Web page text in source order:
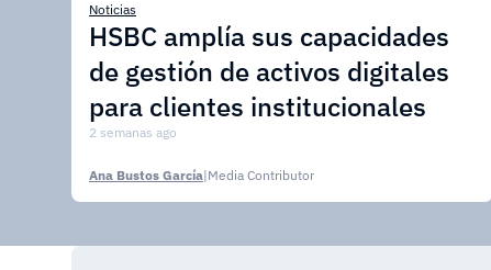
Noticias
HSBC amplía sus capacidades
de gestión de activos digitales
para clientes institucionales
2 semanas ago
Ana Bustos García|Media Contributor